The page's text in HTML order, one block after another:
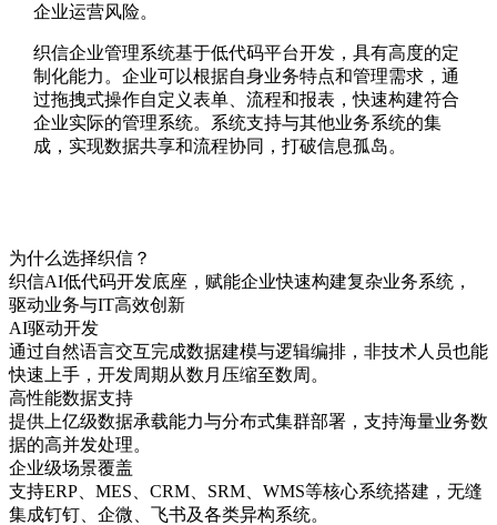
企业运营风险。
织信企业管理系统基于低代码平台开发，具有高度的定
制化能力。企业可以根据自身业务特点和管理需求，通
过拖拽式操作自定义表单、流程和报表，快速构建符合
企业实际的管理系统。系统支持与其他业务系统的集
成，实现数据共享和流程协同，打破信息孤岛。
为什么选择织信？
织信AI低代码开发底座，赋能企业快速构建复杂业务系统，
驱动业务与IT高效创新
AI驱动开发
通过自然语言交互完成数据建模与逻辑编排，非技术人员也能
快速上手，开发周期从数月压缩至数周。
高性能数据支持
提供上亿级数据承载能力与分布式集群部署，支持海量业务数
据的高并发处理。
企业级场景覆盖
支持ERP、MES、CRM、SRM、WMS等核心系统搭建，无缝
集成钉钉、企微、飞书及各类异构系统。